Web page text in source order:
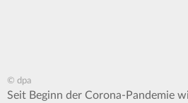
© dpa
Seit Beginn der Corona-Pandemie